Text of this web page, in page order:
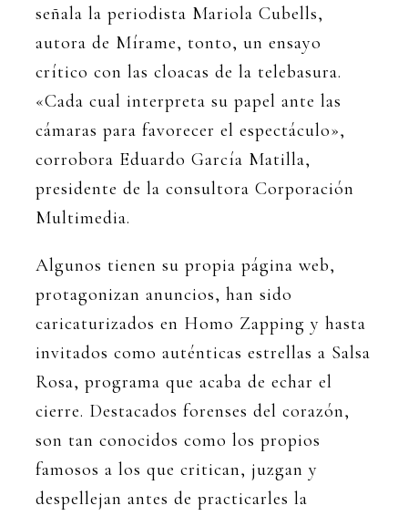
señala la periodista Mariola Cubells,
autora de Mírame, tonto, un ensayo
crítico con las cloacas de la telebasura.
«Cada cual interpreta su papel ante las
cámaras para favorecer el espectáculo»,
corrobora Eduardo García Matilla,
presidente de la consultora Corporación
Multimedia.
Algunos tienen su propia página web,
protagonizan anuncios, han sido
caricaturizados en Homo Zapping y hasta
invitados como auténticas estrellas a Salsa
Rosa, programa que acaba de echar el
cierre. Destacados forenses del corazón,
son tan conocidos como los propios
famosos a los que critican, juzgan y
despellejan antes de practicarles la